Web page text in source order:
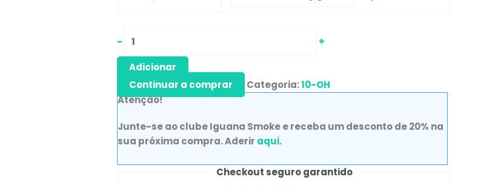
- +
Adicionar
Continuar a comprar
Categoria:10-OH
Atenção!
Junte-se ao clube Iguana Smoke e receba um desconto de 20% na
sua próxima compra. Aderir aqui.
Checkout seguro garantido